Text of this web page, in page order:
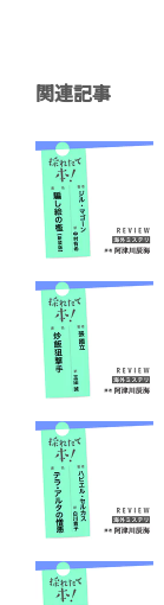
関連記事